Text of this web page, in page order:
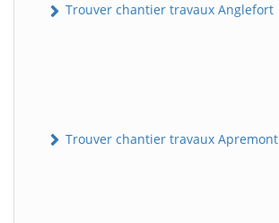
Trouver chantier travaux Anglefort
Trouver chantier travaux Apremont